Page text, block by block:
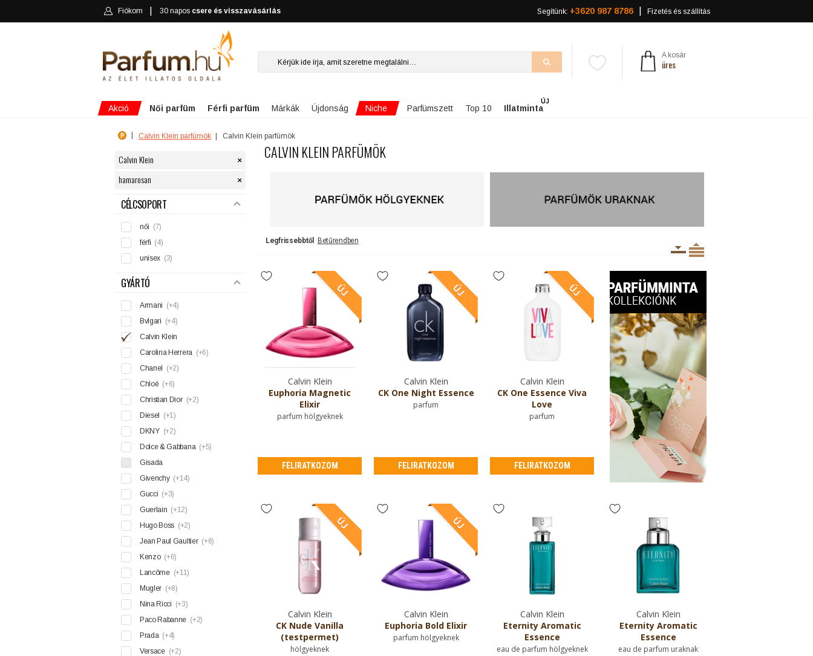
Fiókom 30 napos csere és visszavásárlás Segítünk: +3620 987 8786 Fizetés és szállítás
A kosár
üres
Akció Női parfüm Férfi parfüm Márkák Újdonság Niche Parfümszett Top 10 Illatminta
ÚJ
Calvin Klein parfümök Calvin Klein parfümök
Calvin Klein ×
hamarosan ×
SZŰRÉS
CÉLCSOPORT
női (7)
férfi (4)
unisex (3)
GYÁRTÓ
Armani (+4)
Bvlgari (+4)
Calvin Klein
Carolina Herrera (+6)
Chanel
(+2)
Chloé (+6)
Christian Dior (+2)
Diesel
(+1)
DKNY (+2)
Dolce & Gabbana (+5)
Gisada
Givenchy (+14)
Gucci (+3)
Guerlain (+12)
Hugo Boss (+2)
Jean Paul Gaultier (+6)
Kenzo (+6)
Lancôme (+11)
Mugler (+8)
Nina Ricci (+3)
Paco Rabanne (+2)
Prada (+4)
Versace (+2)
CALVIN KLEIN PARFÜMÖK
Legfrissebbtől Betűrendben
Calvin Klein
Euphoria Magnetic
Elixir
parfum hölgyeknek
FELIRATKOZOM
Calvin Klein
CK One Night Essence
parfum
FELIRATKOZOM
Calvin Klein
CK One Essence Viva
Love
parfum
FELIRATKOZOM
Calvin Klein
CK Nude Vanilla
(testpermet)
hölgyeknek
Calvin Klein
Euphoria Bold Elixir
parfum hölgyeknek
Calvin Klein
Eternity Aromatic
Essence
eau de parfum hölgyeknek
Calvin Klein
Eternity Aromatic
Essence
eau de parfum uraknak